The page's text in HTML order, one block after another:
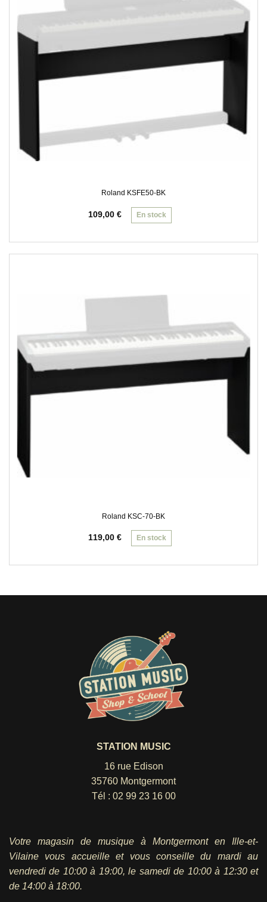
Roland KSFE50-BK
109,00 € En stock
Roland KSC-70-BK
119,00 € En stock
STATION MUSIC
16 rue Edison
35760 Montgermont
Tél : 02 99 23 16 00
Votre magasin de musique à Montgermont en Ille-et-
Vilaine vous accueille et vous conseille du mardi au
vendredi de 10:00 à 19:00, le samedi de 10:00 à 12:30 et
de 14:00 à 18:00.